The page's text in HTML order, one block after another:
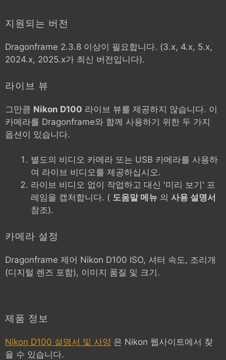
지원되는 버전
Dragonframe 2.3.8 이상이 필요합니다. (3.x, 4.x, 5.x,
2024.x, 2025.x가 최신 버전입니다).
라이브 뷰
그만큼 Nikon D100 라이브 뷰를 제공하지 않습니다. 이
카메라를 Dragonframe와 함께 사용하기 위한 두 가지
옵션이 있습니다.
별도의 비디오 카메라 또는 USB 카메라를 사용하
여 라이브 비디오를 제공하십시오.
라이브 비디오 없이 작업하고 대신 '미리 보기' 프
레임을 캡처합니다. ( 도움말 메뉴 의 사용 설명서
참조).
카메라 설정
Dragonframe 제어 Nikon D100 ISO, 셔터 속도, 조리개
(디지털 렌즈 포함), 이미지 품질 및 크기.
제품 정보
Nikon D100 설명서 및 사양 은 Nikon 웹사이트에서 찾
을 수 있습니다.